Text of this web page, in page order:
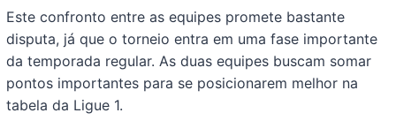
Este confronto entre as equipes promete bastante
disputa, já que o torneio entra em uma fase importante
da temporada regular. As duas equipes buscam somar
pontos importantes para se posicionarem melhor na
tabela da Ligue 1.